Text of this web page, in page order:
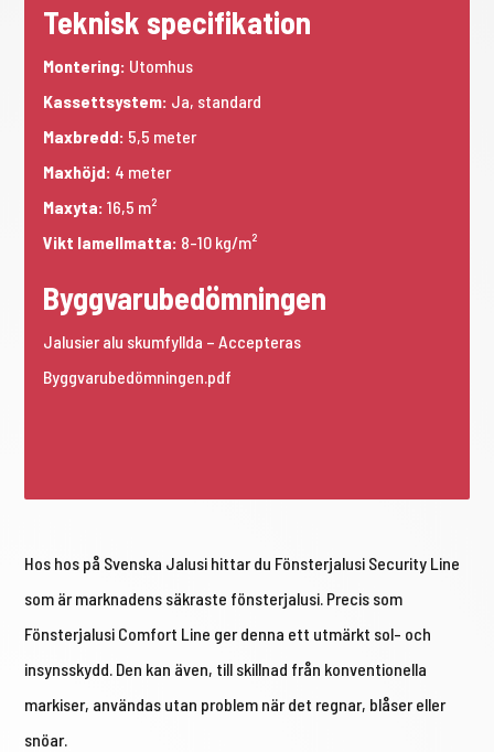
Teknisk specifikation
Montering: Utomhus
Kassettsystem: Ja, standard
Maxbredd: 5,5 meter
Maxhöjd: 4 meter
Maxyta: 16,5 m²
Vikt lamellmatta: 8-10 kg/m²
Byggvarubedömningen
Jalusier alu skumfyllda – Accepteras
Byggvarubedömningen.pdf
Hos hos på Svenska Jalusi hittar du Fönsterjalusi Security Line
som är marknadens säkraste fönsterjalusi. Precis som
Fönsterjalusi Comfort Line ger denna ett utmärkt sol- och
insynsskydd. Den kan även, till skillnad från konventionella
markiser, användas utan problem när det regnar, blåser eller
snöar.